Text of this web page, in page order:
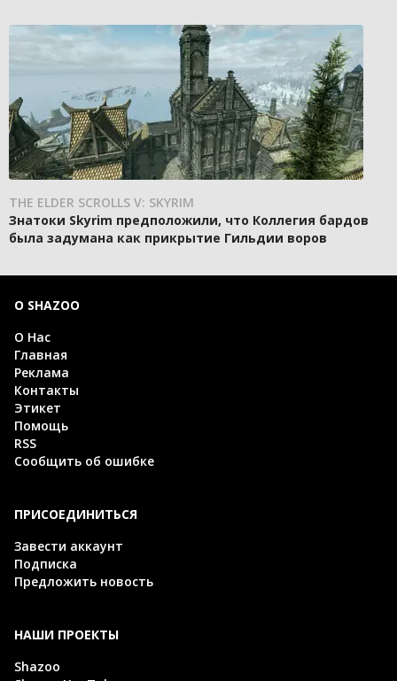
THE ELDER SCROLLS V: SKYRIM
Знатоки Skyrim предположили, что Коллегия бардов
была задумана как прикрытие Гильдии воров
О SHAZOO
О Нас
Главная
Реклама
Контакты
Этикет
Помощь
RSS
Сообщить об ошибке
ПРИСОЕДИНИТЬСЯ
Завести аккаунт
Подписка
Предложить новость
НАШИ ПРОЕКТЫ
Shazoo